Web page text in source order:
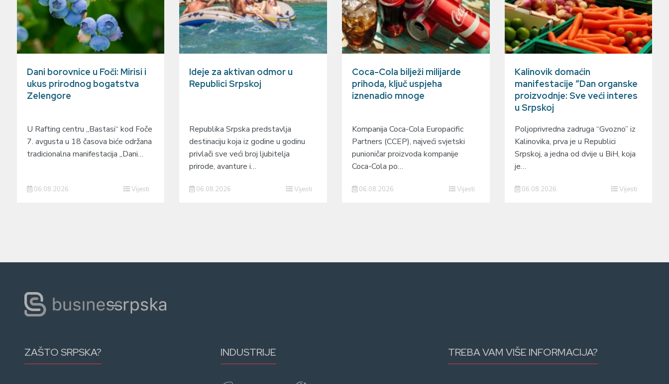
Dani borovnice u Foči: Mirisi i
ukus prirodnog bogatstva
Zelengore
U Rafting centru „Bastasi“ kod Foče
7. avgusta u 18 časova biće održana
tradicionalna manifestacija „Dani…
06.08.2026 Vijesti
Ideje za aktivan odmor u
Republici Srpskoj
Republika Srpska predstavlja
destinaciju koja iz godine u godinu
privlači sve veći broj ljubitelja
prirode, avanture i…
06.08.2026 Vijesti
Coca-Cola bilježi milijarde
prihoda, ključ uspjeha
iznenadio mnoge
Kompanija Coca-Cola Europacific
Partners (CCEP), najveći svjetski
punioničar proizvoda kompanije
Coca-Cola po…
06.08.2026 Vijesti
Kalinovik domaćin
manifestacije “Dan organske
proizvodnje: Sve veći interes
u Srpskoj
Poljoprivredna zadruga “Gvozno” iz
Kalinovika, prva je u Republici
Srpskoj, a jedna od dvije u BiH, koja
je…
06.08.2026 Vijesti
ZAŠTO SRPSKA? INDUSTRIJE TREBA VAM VIŠE INFORMACIJA?